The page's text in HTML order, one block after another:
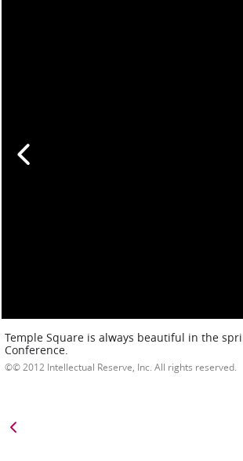
Temple Square is always beautiful in the
Conference.
© 2012 Intellectual Reserve, Inc. All rights reserved.